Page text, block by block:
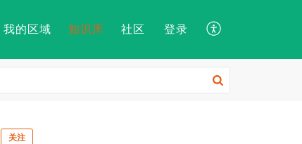
我的区域 知识库 社区 登录
关注